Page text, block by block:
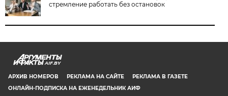
стремление работать без остановок
AIF.BY
АРХИВ НОМЕРОВ РЕКЛАМА НА САЙТЕ
РЕКЛАМА В ГАЗЕТЕ
ОНЛАЙН-ПОДПИСКА НА ЕЖЕНЕДЕЛЬНИК АИФ